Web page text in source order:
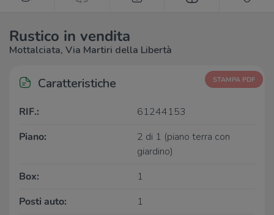
Rustico in vendita
Mottalciata, Via Martiri della Libertà
Caratteristiche STAMPA PDF
RIF.:
61244153
Piano:
2 di 1 (piano terra con
giardino)
Box:
1
Posti auto:
1